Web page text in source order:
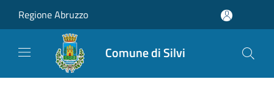
Regione Abruzzo
Comune di Silvi